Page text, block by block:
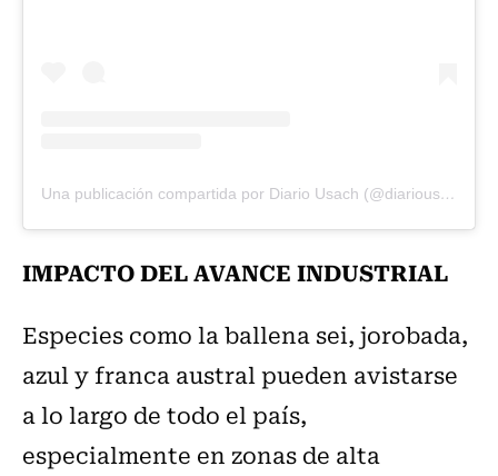
Una publicación compartida por Diario Usach (@diariousach)
IMPACTO DEL AVANCE INDUSTRIAL
Especies como la ballena sei, jorobada,
azul y franca austral pueden avistarse
a lo largo de todo el país,
especialmente en zonas de alta